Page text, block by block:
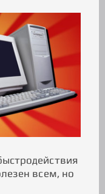
всем, но